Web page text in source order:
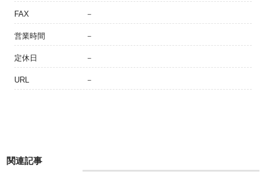
FAX －
営業時間 －
定休日 －
URL －
関連記事